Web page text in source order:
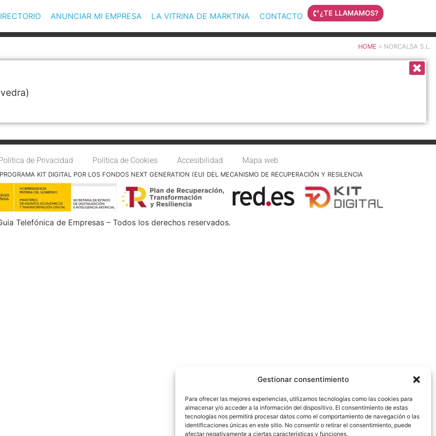
Gestionar consentimiento
Para ofrecer las mejores experiencias, utilizamos tecnologías como las cookies para
almacenar y/o acceder a la información del dispositivo. El consentimiento de estas
tecnologías nos permitirá procesar datos como el comportamiento de navegación o las
identificaciones únicas en este sitio. No consentir o retirar el consentimiento, puede
afectar negativamente a ciertas características y funciones.
ANUNCIAR MI EMPRESA LA VITRINA DE MARKTINA CONTACTO ¿TE LLAMAMOS?
HOME » NORCALSA S.L.
de Privacidad Política de Cookies Accesibilidad Mapa web
KIT DIGITAL POR LOS FONDOS NEXT GENERATION (EU) DEL MECANISMO DE RECUPERACIÓN Y RESILENCIA
Telefónica de Empresas – Todos los derechos reservados.